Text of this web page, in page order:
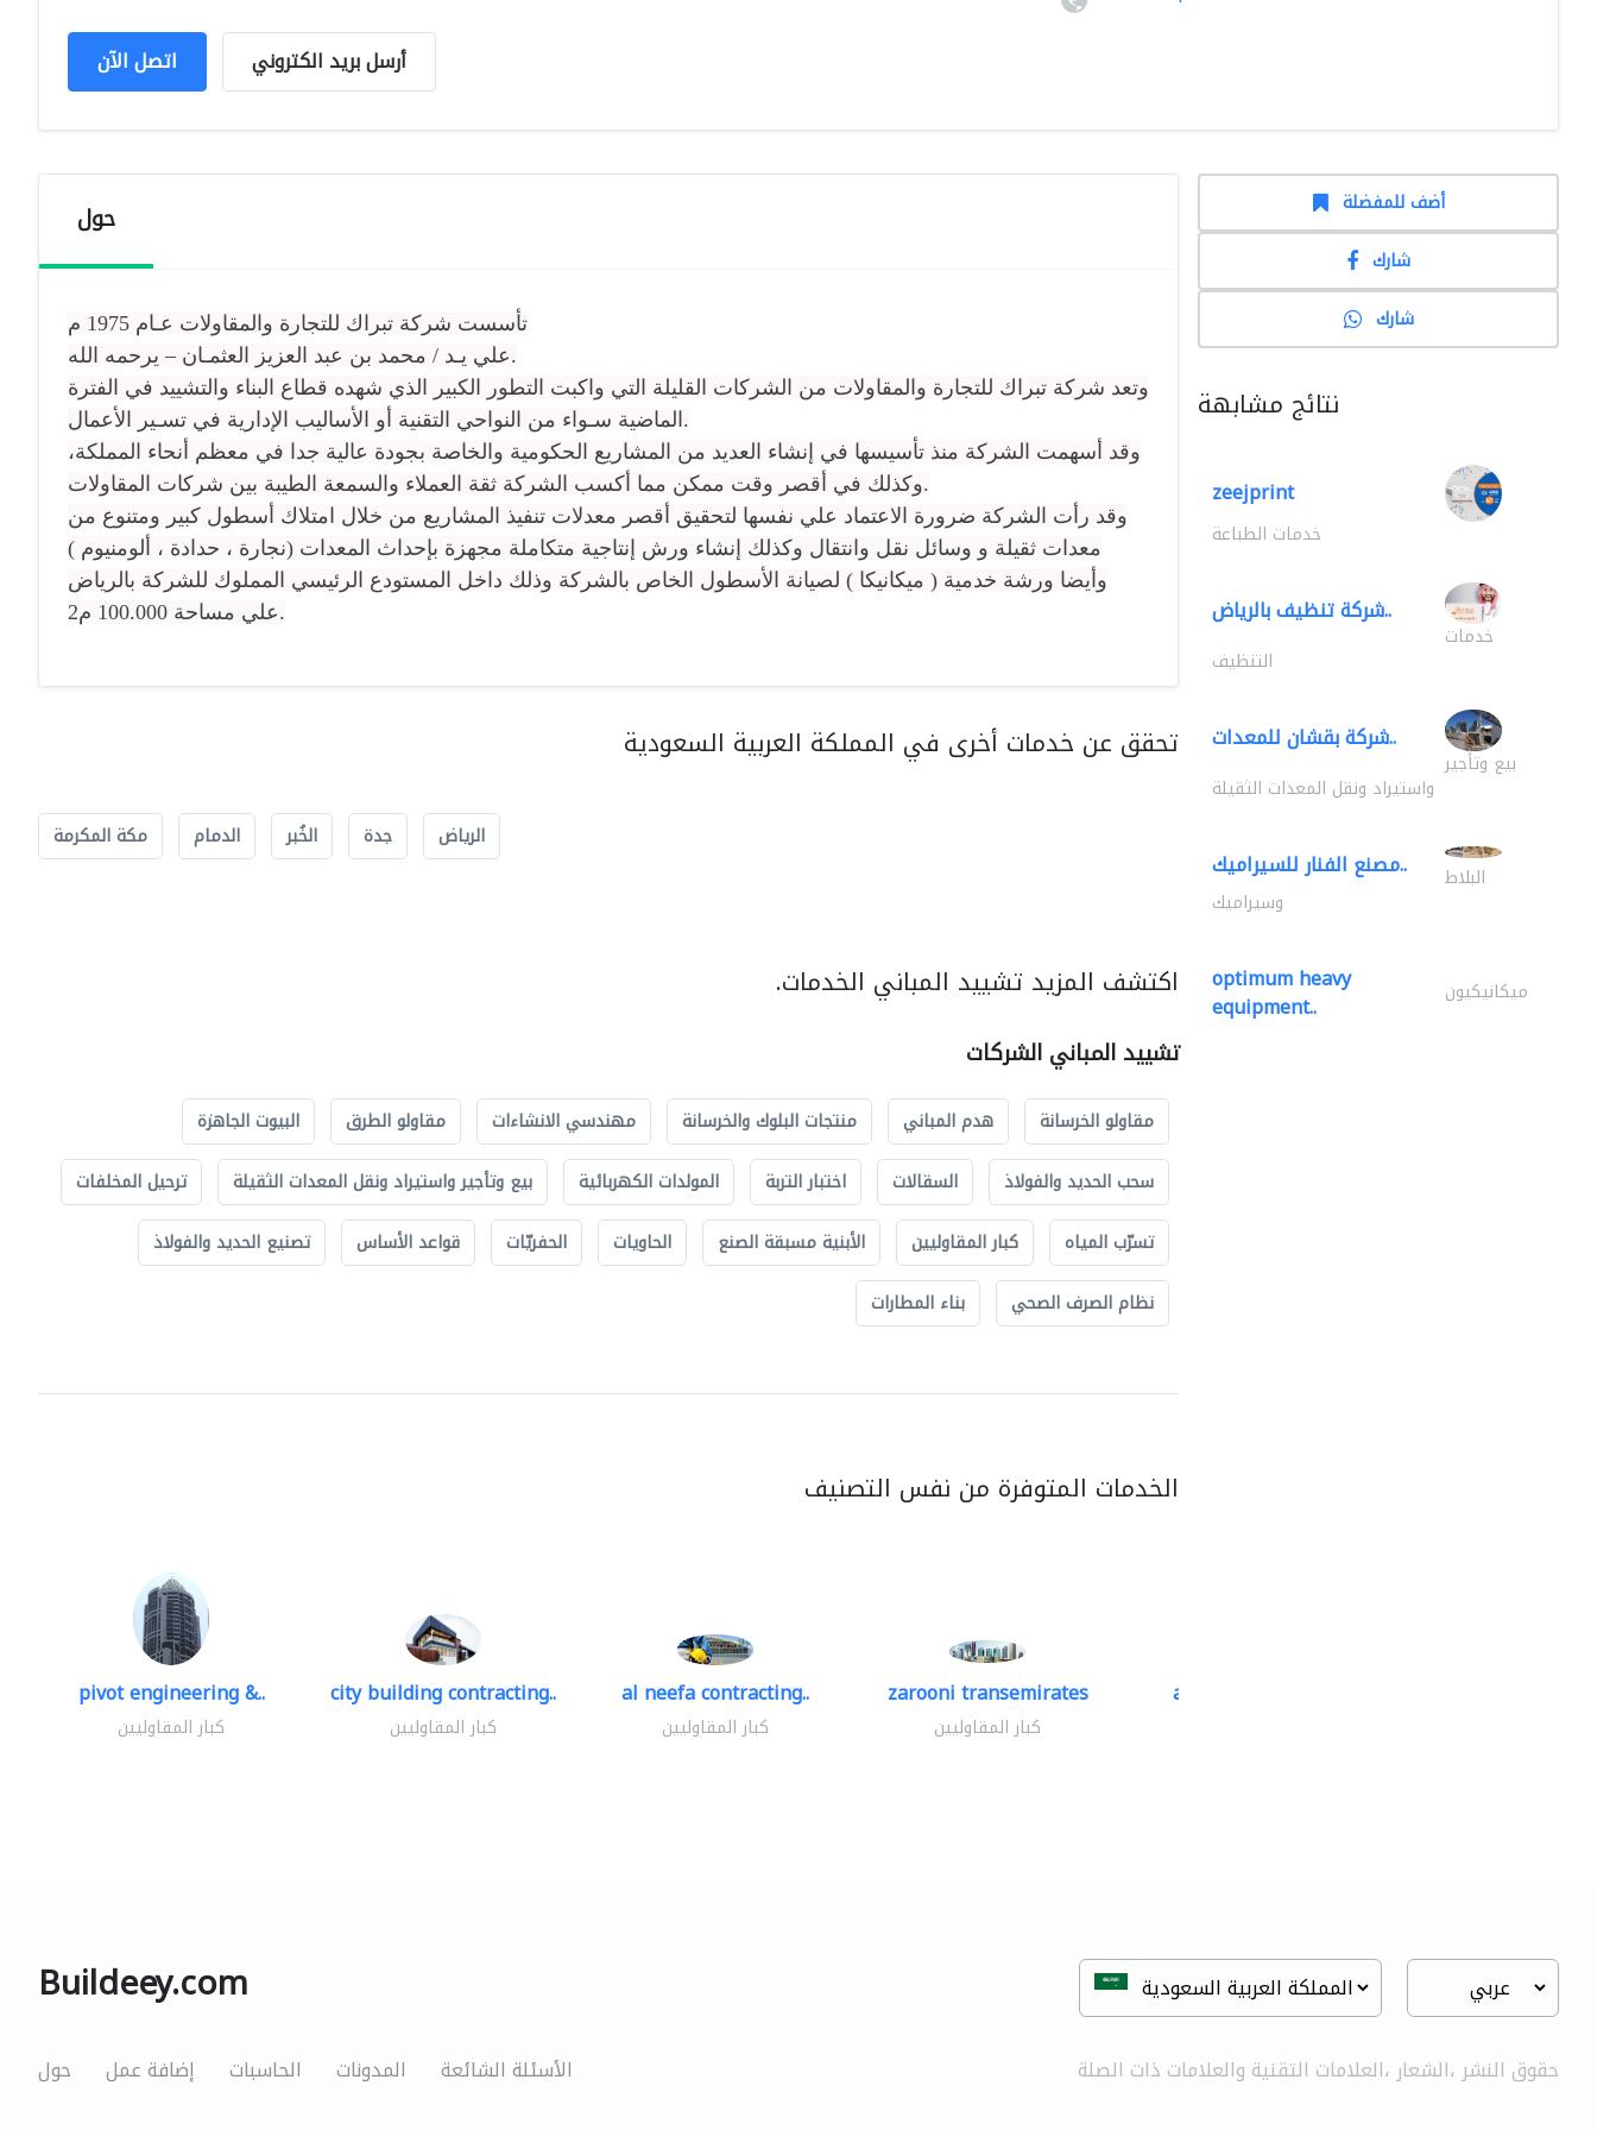
اتصل الآن أرسل بريد الكتروني
حول
تأسست شركة تبراك للتجارة والمقاولات عـام 1975 م
علي يـد / محمد بن عبد العزيز العثمـان – يرحمه الله.
وتعد شركة تبراك للتجارة والمقاولات من الشركات القليلة التي واكبت التطور الكبير الذي شهده قطاع البناء والتشييد في الفترة
الماضية سـواء من النواحي التقنية أو الأساليب الإدارية في تسـير الأعمال.
وقد أسهمت الشركة منذ تأسيسها في إنشاء العديد من المشاريع الحكومية والخاصة بجودة عالية جدا في معظم أنحاء المملكة،
وكذلك في أقصر وقت ممكن مما أكسب الشركة ثقة العملاء والسمعة الطيبة بين شركات المقاولات.
وقد رأت الشركة ضرورة الاعتماد علي نفسها لتحقيق أقصر معدلات تنفيذ المشاريع من خلال امتلاك أسطول كبير ومتنوع من
معدات ثقيلة و وسائل نقل وانتقال وكذلك إنشاء ورش إنتاجية متكاملة مجهزة بإحداث المعدات (نجارة ، حدادة ، ألومنيوم )
وأيضا ورشة خدمية ( ميكانيكا ) لصيانة الأسطول الخاص بالشركة وذلك داخل المستودع الرئيسي المملوك للشركة بالرياض
علي مساحة 100.000 م2.
تحقق عن خدمات أخرى في المملكة العربية السعودية
الرياض جدة الخُبر الدمام مكة المكرمة
اكتشف المزيد تشييد المباني الخدمات.
تشييد المباني الشركات
مقاولو الخرسانة هدم المباني منتجات البلوك والخرسانة مهندسي الانشاءات مقاولو الطرق
البيوت الجاهزة
سحب الحديد والفولاذ
السقالات اختبار التربة المولدات الكهربائية بيع وتأجير واستيراد ونقل المعدات الثقيلة
ترحيل المخلفات
تسرّب المياه
كبار المقاوليين الأبنية مسبقة الصنع الحاويات الحفريّات قواعد الأساس
تصنيع الحديد والفولاذ
نظام الصرف الصحي
بناء المطارات
الخدمات المتوفرة من نفس التصنيف
pivot engineering &..
كبار المقاوليين
city building contracting..
كبار المقاوليين
al neefa contracting..
كبار المقاوليين
zarooni transemirates
كبار المقاوليين
accurate bldh cont..
أضف للمفضلة
شارك
شارك
نتائج مشابهة
zeejprint
خدمات الطباعة
شركة تنظيف بالرياض..
خدمات
التنظيف
شركة بقشان للمعدات..
بيع وتأجير
واستيراد ونقل المعدات الثقيلة
مصنع الفنار للسيراميك.. البلاط
وسيراميك
optimum heavy
equipment.. ميكانيكيون
Buildeey.com
حول إضافة عمل الحاسبات المدونات الأسئلة الشائعة حقوق النشر ،الشعار ،العلامات التقنية والعلامات ذات الصلة